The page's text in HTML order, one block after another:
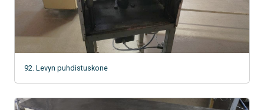
92. Levyn puhdistuskone